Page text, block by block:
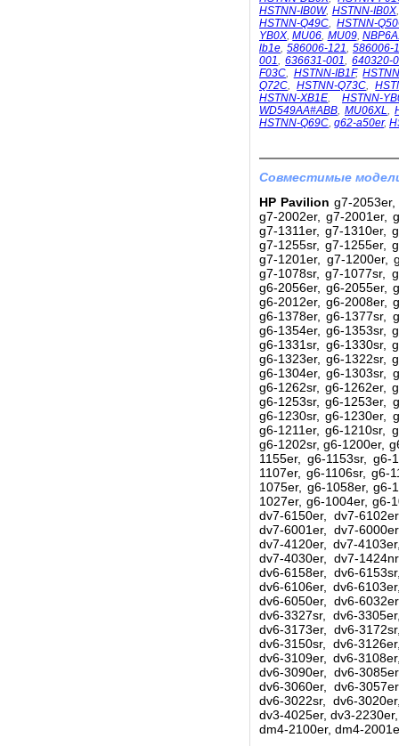
HSTNN-IB0W, HSTNN-IB0X
HSTNN-Q49C,HSTNN-
YB0X,MU06, MU09,
lb1e, 586006-121, 586006-
001,636631-001,640320-
F03C, HSTNN-IB1F,
Q72C,HSTNN-Q73C,
HSTNN-XB1E, HSTNN-
WD549AA#ABB, MU06XL,
HSTNN-Q69C, g62-a50er,
Совместимые
HP Pavilion g7-
g7-2002er, g7-2001er,
g7-1311er, g7-1310er,
g7-1255sr, g7-1255er,
g7-1201er, g7-1200er,
g7-1078sr, g7-1077sr,
g6-2056er, g6-2055er,
g6-2012er, g6-2008er,
g6-1378er, g6-1377sr,
g6-1354er, g6-1353sr,
g6-1331sr, g6-1330sr,
g6-1323er, g6-1322sr,
g6-1304er, g6-1303sr,
g6-1262sr, g6-1262er,
g6-1253sr, g6-1253er,
g6-1230sr, g6-1230er,
g6-1211er, g6-1210sr,
g6-1202sr, g6-1200er,
1155er, g6-1153sr, g6-
1107er, g6-1106sr, g6-
1075er, g6-1058er, g6-
1027er, g6-1004er, g6-
dv7-6150er, dv7-
dv7-6001er, dv7-
dv7-4120er, dv7-
dv7-4030er, dv7-
dv6-6158er, dv6-
dv6-6106er, dv6-
dv6-6050er, dv6-
dv6-3327sr, dv6-
dv6-3173er, dv6-
dv6-3150sr, dv6-
dv6-3109er, dv6-
dv6-3090er, dv6-
dv6-3060er, dv6-
dv6-3022sr, dv6-
dv3-4025er, dv3-
dm4-2100er, dm4-